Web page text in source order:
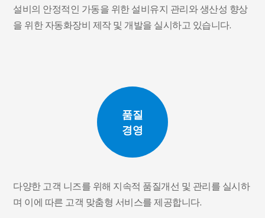
설비의 안정적인 가동을 위한 설비유지 관리와 생산성 향상
을 위한 자동화장비 제작 및 개발을 실시하고 있습니다.
품질
경영
다양한 고객 니즈를 위해 지속적 품질개선 및 관리를 실시하
며 이에 따른 고객 맞춤형 서비스를 제공합니다.